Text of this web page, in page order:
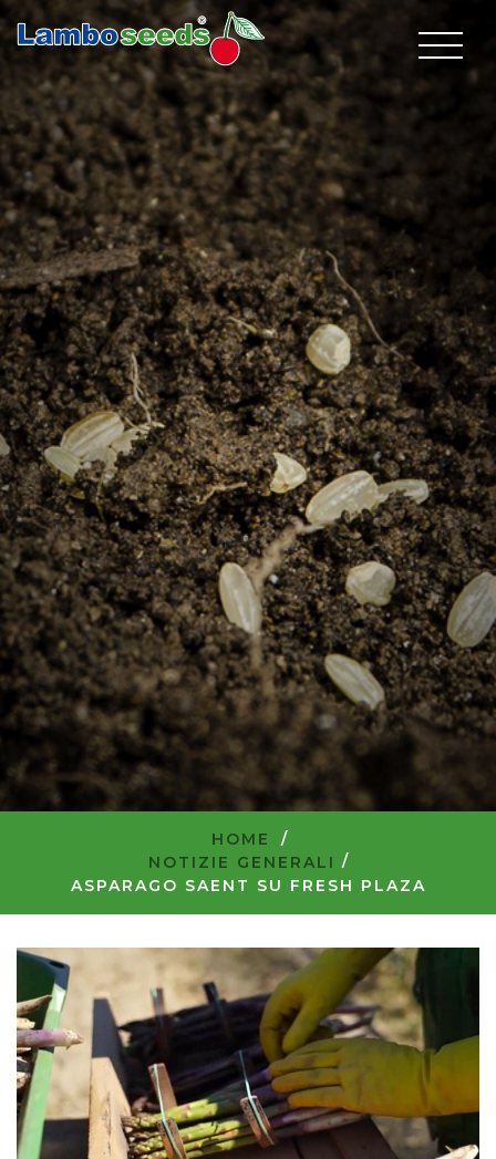
HOME
/
NOTIZIE GENERALI
ASPARAGO SAENT SU FRESH PLAZA